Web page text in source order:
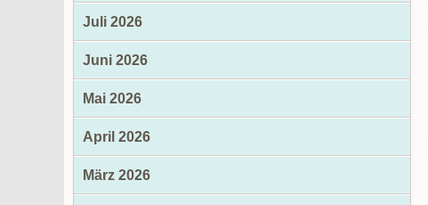
Juli 2026
Juni 2026
Mai 2026
April 2026
März 2026